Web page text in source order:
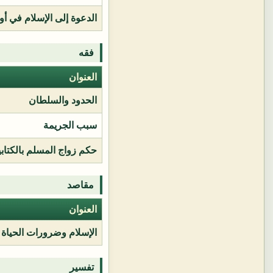
الدعوة إلى الإسلام في
فقه
العنوان
الحدود والسلطان
سبب الجريمة
حكم زواج المسلم
مقاصد
العنوان
الإسلام وضرورات الحياة
تفسير